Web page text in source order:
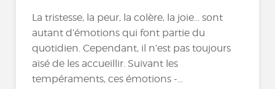
La tristesse, la peur, la colère, la joie... sont
autant d’émotions qui font partie du
quotidien. Cependant, il n’est pas toujours
aisé de les accueillir. Suivant les
tempéraments, ces émotions -...